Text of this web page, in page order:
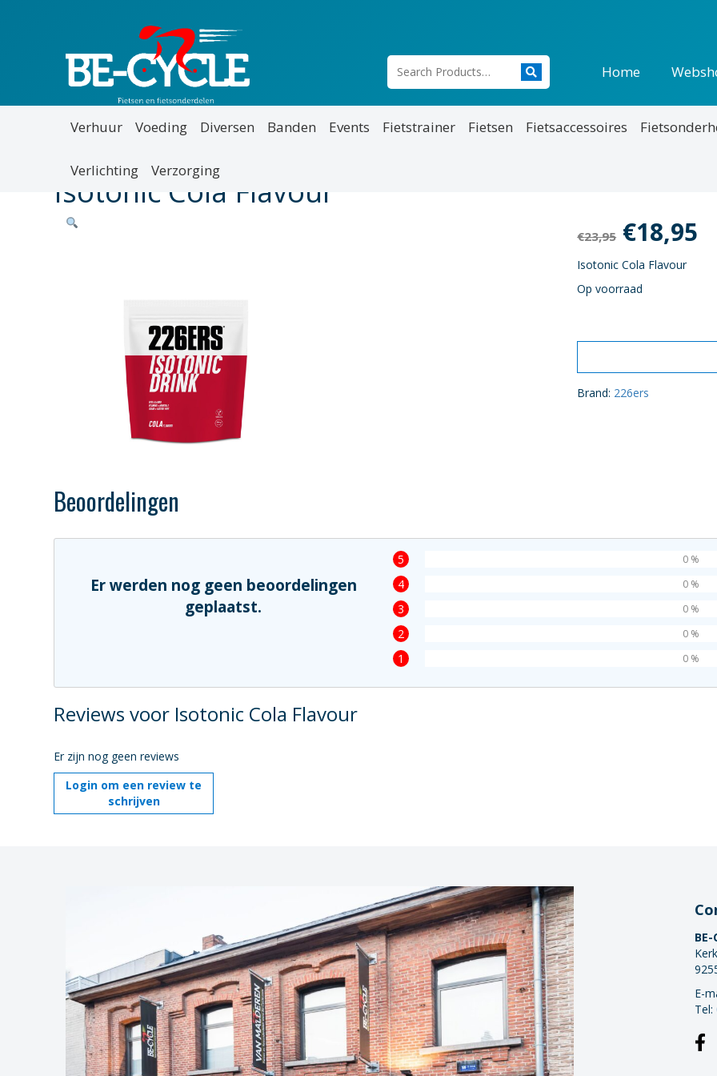
Home
Verhuur Voeding Diversen Banden Events Fietstrainer Fietsen Fietsaccessoires
Verlichting Verzorging
Isotonic Cola Flavour
€23,95
prijs
was:
€18,95
Isotonic Cola Flavour
Op voorraad
Brand: 226ers
Beoordelingen
Er werden nog geen beoordelingen
geplaatst.
5 0 %
4 0 %
3 0 %
2 0 %
1 0 %
Reviews voor Isotonic Cola Flavour
Er zijn nog geen reviews
Login om een review te
schrijven
E-
Tel: